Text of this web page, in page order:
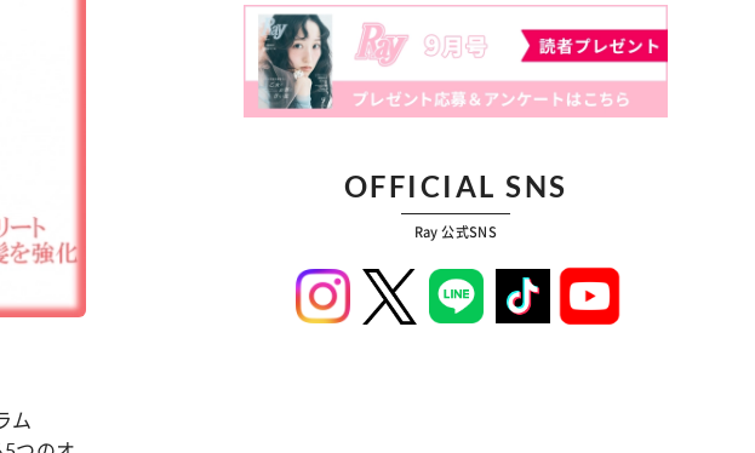
ム
OFFICIAL SNS
Ray 公式SNS